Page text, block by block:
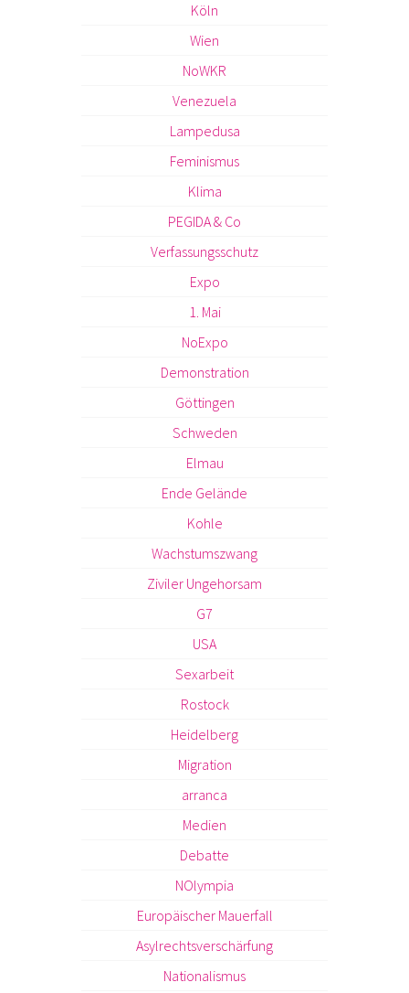
Köln
Wien
NoWKR
Venezuela
Lampedusa
Feminismus
Klima
PEGIDA & Co
Verfassungsschutz
Expo
1. Mai
NoExpo
Demonstration
Göttingen
Schweden
Elmau
Ende Gelände
Kohle
Wachstumszwang
Ziviler Ungehorsam
G7
USA
Sexarbeit
Rostock
Heidelberg
Migration
arranca
Medien
Debatte
NOlympia
Europäischer Mauerfall
Asylrechtsverschärfung
Nationalismus